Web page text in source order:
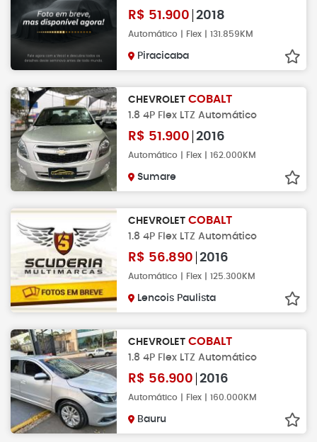
R$ 51.900 2018
Automático | Flex | 131.859KM
Piracicaba
CHEVROLET COBALT
1.8 4P Flex LTZ Automático
R$ 51.900 2016
Automático | Flex | 162.000KM
Sumare
CHEVROLET COBALT
1.8 4P Flex LTZ Automático
R$ 56.890 2016
Automático | Flex | 125.300KM
Lencois Paulista
CHEVROLET COBALT
1.8 4P Flex LTZ Automático
R$ 56.900 2016
Automático | Flex | 160.000KM
Bauru